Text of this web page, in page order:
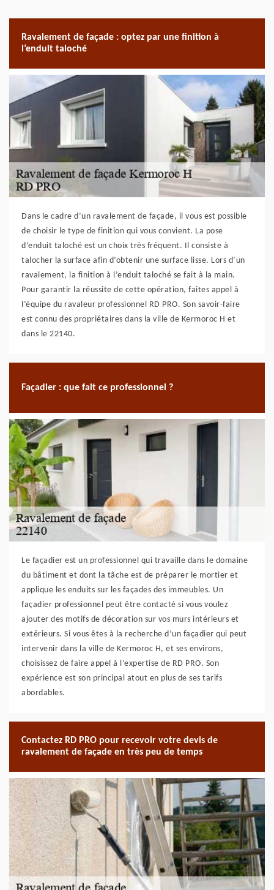
Ravalement de façade : optez par une finition à
l’enduit taloché
Dans le cadre d’un ravalement de façade, il vous est possible
de choisir le type de finition qui vous convient. La pose
d’enduit taloché est un choix très fréquent. Il consiste à
talocher la surface afin d’obtenir une surface lisse. Lors d’un
ravalement, la finition à l’enduit taloché se fait à la main.
Pour garantir la réussite de cette opération, faites appel à
l’équipe du ravaleur professionnel RD PRO. Son savoir-faire
est connu des propriétaires dans la ville de Kermoroc H et
dans le 22140.
Façadier : que fait ce professionnel ?
Le façadier est un professionnel qui travaille dans le domaine
du bâtiment et dont la tâche est de préparer le mortier et
applique les enduits sur les façades des immeubles. Un
façadier professionnel peut être contacté si vous voulez
ajouter des motifs de décoration sur vos murs intérieurs et
extérieurs. Si vous êtes à la recherche d’un façadier qui peut
intervenir dans la ville de Kermoroc H, et ses environs,
choisissez de faire appel à l’expertise de RD PRO. Son
expérience est son principal atout en plus de ses tarifs
abordables.
Contactez RD PRO pour recevoir votre devis de
ravalement de façade en très peu de temps